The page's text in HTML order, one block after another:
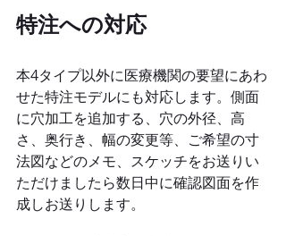
特注への対応
本4タイプ以外に医療機関の要望にあわ
せた特注モデルにも対応します。側面
に穴加工を追加する、穴の外径、高
さ、奥行き、幅の変更等、ご希望の寸
法図などのメモ、スケッチをお送りい
ただけましたら数日中に確認図面を作
成しお送りします。